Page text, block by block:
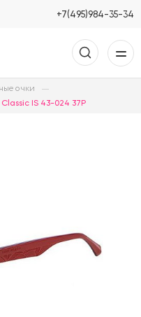
+7(495)984-35-34
очки
IS 43-024 37P